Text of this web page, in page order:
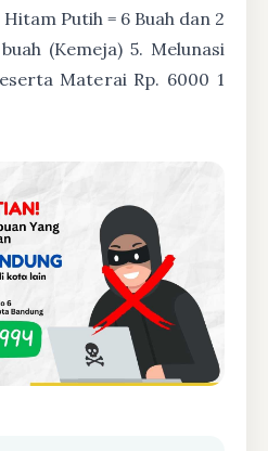
Putih = 6 Buah dan 2
(Kemeja) 5. Melunasi
Materai Rp. 6000 1